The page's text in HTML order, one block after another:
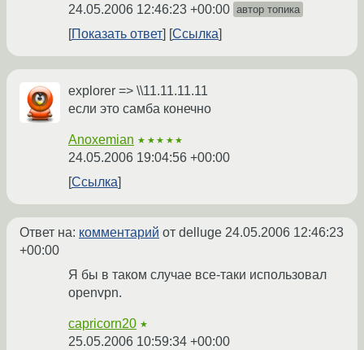
24.05.2006 12:46:23 +00:00 автор топика
Показать ответ Ссылка
explorer => \\11.11.11.11
если это самба конечно
Anoxemian ★★★★★
24.05.2006 19:04:56 +00:00
Ссылка
Ответ на: комментарий от delluge 24.05.2006 12:46:23
+00:00
Я бы в таком случае все-таки использовал
openvpn.
capricorn20 ★
25.05.2006 10:59:34 +00:00